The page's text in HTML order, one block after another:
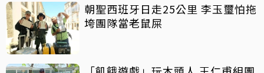
朝聖西班牙日走25公里 李玉璽怕拖
垮團隊當老鼠屎